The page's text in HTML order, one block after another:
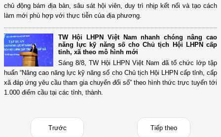
chủ động bám địa bàn, sâu sát hội viên, duy trì nhịp kết nối và tạo cách
làm mới phù hợp với thực tiễn của địa phương.
TW Hội LHPN Việt Nam nhanh chóng nâng cao
năng lực kỹ năng số cho Chủ tịch Hội LHPN cấp
tỉnh, xã theo mô hình mới
Sáng 8/8, TW Hội LHPN Việt Nam đã tổ chức lớp tập
huấn “Nâng cao năng lực kỹ năng số cho Chủ tịch Hội LHPN cấp tỉnh, cấp
xã đáp ứng yêu cầu tham gia chuyển đổi số” theo hình thức trực tuyến tới
1.000 điểm cầu tại các tỉnh, thành.
Trước Tiếp theo
(12/TB-HĐKH) V/v đăng ký, đề xuất nhiệm vụ Khoa học, công nghệ và
đổi mới ...
(898/KH/ĐCT) Kế hoạch thực hiện Quyết định số 2415/QĐ-TTg ngày
(417/QĐ-BNNMT) Quyết định phê duyệt Chương trình mục tiêu quốc gia